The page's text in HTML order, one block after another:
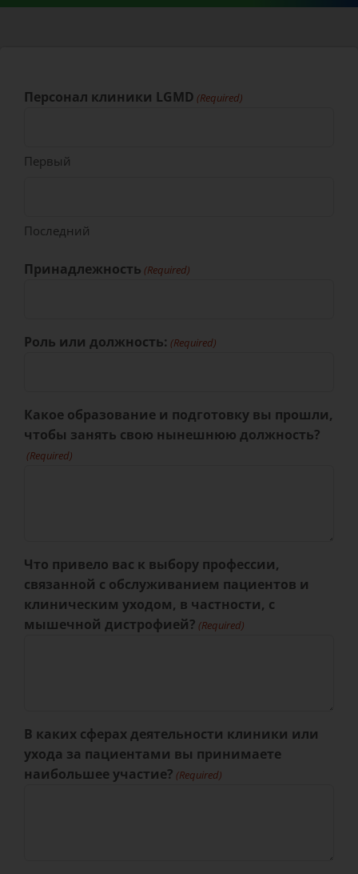
Персонал клиники LGMD (Required)
Первый
Последний
Принадлежность (Required)
Роль или должность: (Required)
Какое образование и подготовку вы прошли,
чтобы занять свою нынешнюю должность?
(Required)
Что привело вас к выбору профессии,
связанной с обслуживанием пациентов и
клиническим уходом, в частности, с
мышечной дистрофией? (Required)
В каких сферах деятельности клиники или
ухода за пациентами вы принимаете
наибольшее участие? (Required)